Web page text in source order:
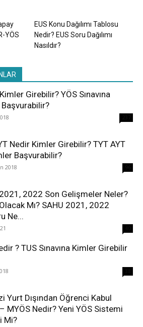
YÖS
EUS Konu Dağılımı Tablosu
Nedir? EUS Soru Dağılımı
Nasıldır?
Girebilir? YÖS Sınavına
Nedir Kimler Girebilir? TYT AYT
Başvurabilir?
2018
2022 Son Gelişmeler Neler?
Mı? SAHU 2021, 2022
Ne...
? TUS Sınavına Kimler Girebilir
Yurt Dışından Öğrenci Kabul
– MYÖS Nedir? Yeni YÖS Sistemi
Mi?